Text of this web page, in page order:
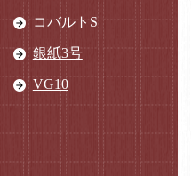
コバルトS
銀紙3号
VG10